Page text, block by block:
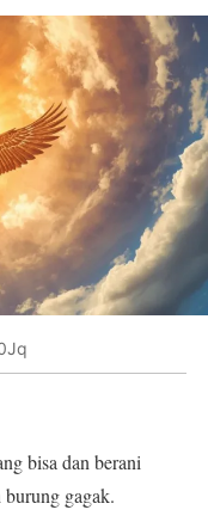
bisa dan berani
gagak.